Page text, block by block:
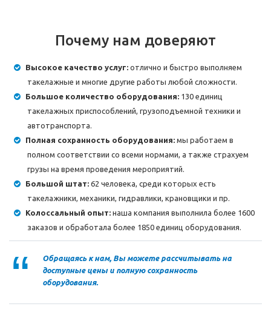
Почему нам доверяют
Высокое качество услуг: отлично и быстро выполняем
такелажные и многие другие работы любой сложности.
Большое количество оборудования: 130 единиц
такелажных приспособлений, грузоподъемной техники и
автотранспорта.
Полная сохранность оборудования: мы работаем в
полном соответствии со всеми нормами, а также страхуем
грузы на время проведения мероприятий.
Большой штат: 62 человека, среди которых есть
такелажники, механики, гидравлики, крановщики и пр.
Колоссальный опыт: наша компания выполнила более 1600
заказов и обработала более 1850 единиц оборудования.
Обращаясь к нам, Вы можете рассчитывать на
доступные цены и полную сохранность
оборудования.